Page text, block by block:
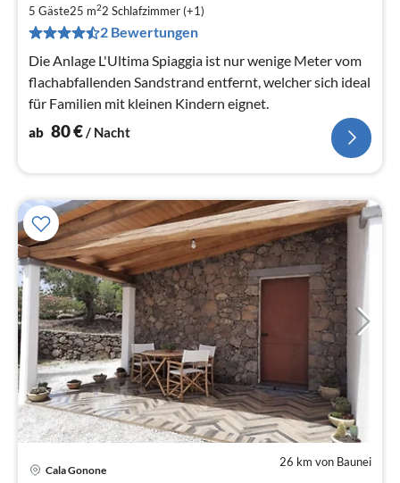
5 Gäste25 m22 Schlafzimmer (+1)
2 Bewertungen
Die Anlage L'Ultima Spiaggia ist nur wenige Meter vom
flachabfallenden Sandstrand entfernt, welcher sich ideal
für Familien mit kleinen Kindern eignet.
ab 80€/ Nacht
26 km von Baunei
Cala Gonone